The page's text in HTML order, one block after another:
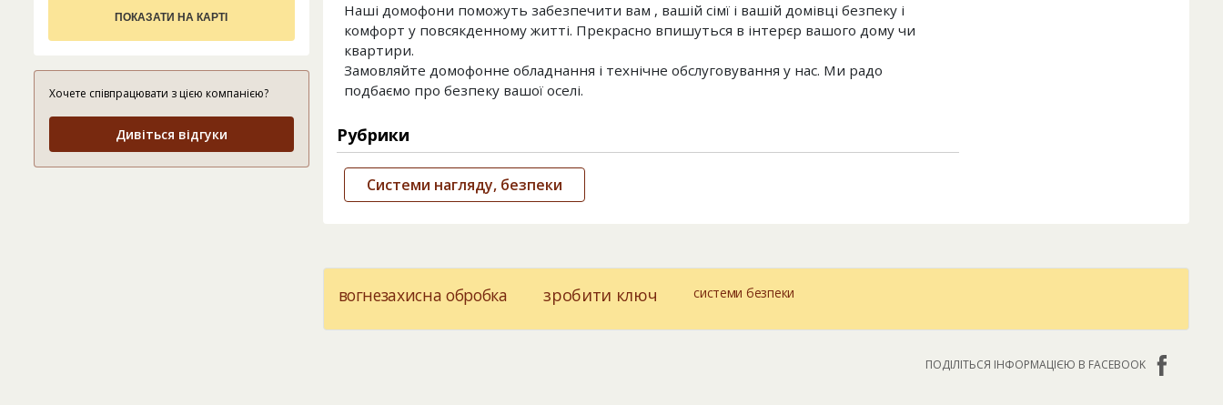
ПОКАЗАТИ НА КАРТІ
Хочете співпрацювати з цією компанією?
Дивіться відгуки
Наші домофони поможуть забезпечити вам , вашій сімї і вашій домівці безпеку і
комфорт у повсякденному житті. Прекрасно впишуться в інтерєр вашого дому чи
квартири.
Замовляйте домофонне обладнання і технічне обслуговування у нас. Ми радо
подбаємо про безпеку вашої оселі.
Рубрики
Системи нагляду, безпеки
вогнезахисна обробка зробити ключ системи безпеки
ПОДІЛІТЬСЯ ІНФОРМАЦІЄЮ В FACEBOOK